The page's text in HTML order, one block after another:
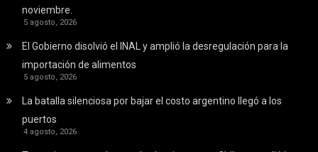
noviembre.
5 agosto, 2026
El Gobierno disolvió el INAL y amplió la desregulación para la
importación de alimentos
5 agosto, 2026
La batalla silenciosa por bajar el costo argentino llegó a los
puertos
4 agosto, 2026